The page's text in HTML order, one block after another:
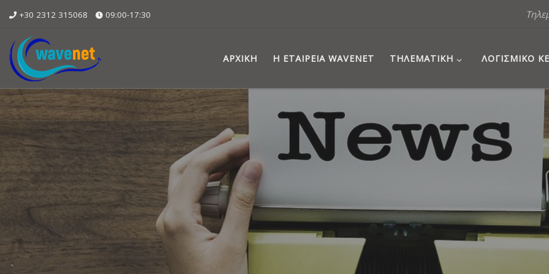
Skip to content
+30 2312 315068 09:00-17:30
ΑΡΧΙΚΉ Η ΕΤΑΙΡΕΊΑ WAVENET ΤΗΛΕΜΑΤΙΚΉ ΛΟΓΙΣΜΙΚΌ